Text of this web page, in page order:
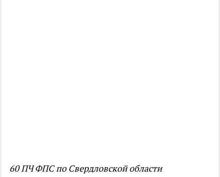
60 ПЧ ФПС по Свердловской области